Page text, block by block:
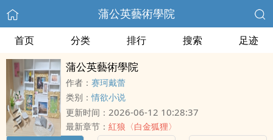
蒲公英藝術學院
首页 分类 排行 搜索 足迹
蒲公英藝術學院
作者： 赛珂戴蕾
类别：情欲小说
更新时间： 2026-06-12 10:28:37
最新章节： 紅狼〈白金狐狸〉